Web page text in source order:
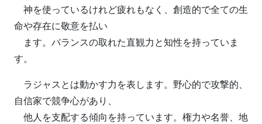
神を使っているけれど疲れもなく、創造的で全ての生
命や存在に敬意を払い
ます。バランスの取れた直観力と知性を持っていま
す。
ラジャスとは動かす力を表します。野心的で攻撃的、
自信家で競争心があり、
他人を支配する傾向を持っています。権力や名誉、地